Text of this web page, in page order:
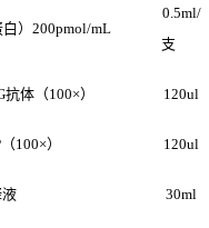
）200pmol/mL
0.5ml/
支
体（100×） 120ul
100×） 120ul
30ml